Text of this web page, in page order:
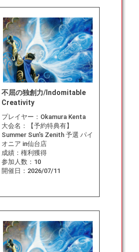
不屈の独創力/Indomitable
Creativity
プレイヤー： Okamura Kenta
大会名：
【予約特典有】
Summer Sun's Zenith 予選 パイ
オニア in仙台店
成績： 権利獲得
参加人数： 10
開催日： 2026/07/11